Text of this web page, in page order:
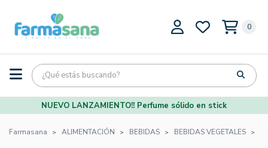
0
NUEVO LANZAMIENTO!! Perfume sólido en stick
Farmasana ALIMENTACIÓN BEBIDAS BEBIDAS VEGETALES